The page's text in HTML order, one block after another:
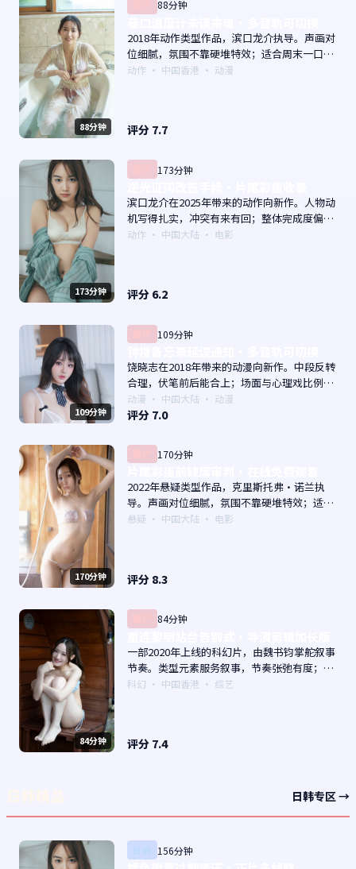
88分钟
88分钟
2018年动作类型作品，滨口龙介执导。声画对
位细腻，氛围不靠硬堆特效；适合周末一口气
追完。主演以演技派为主，适合喜欢强叙事与
动作 · 中国香港 · 动漫
评分 7.7
173分钟
173分钟
滨口龙介在2025年带来的动作向新作。人物动
机写得扎实，冲突有来有回；整体完成度偏院
线质感。主演以演技派为主，适合喜欢强叙事
动作 · 中国大陆 · 电影
评分 6.2
109分钟
109分钟
饶晓志在2018年带来的动漫向新作。中段反转
合理，伏笔前后能合上；场面与心理戏比例得
当。主演以演技派为主，适合喜欢强叙事与人
物关系的观众加入片单。
动漫 · 中国大陆 · 动漫
评分 7.0
170分钟
170分钟
2022年悬疑类型作品，克里斯托弗·诺兰执
导。声画对位细腻，氛围不靠硬堆特效；适合
周末一口气追完。主演以演技派为主，适合喜
悬疑 · 中国大陆 · 电影
评分 8.3
84分钟
84分钟
一部2020年上线的科幻片，由魏书钧掌舵叙事
节奏。类型元素服务叙事，节奏张弛有度；对
白密度高，留意潜台词。主演以演技派为主，
科幻 · 中国香港 · 综艺
评分 7.4
日韩专区 →
156分钟